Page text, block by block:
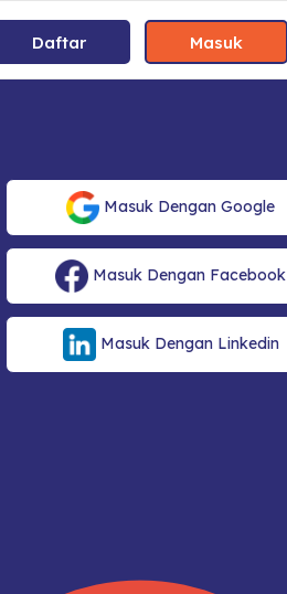
Daftar Masuk
Masuk Dengan Google
Masuk Dengan Facebook
Masuk Dengan Linkedin